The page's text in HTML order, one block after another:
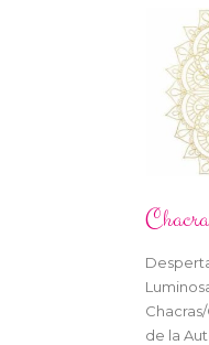
de la